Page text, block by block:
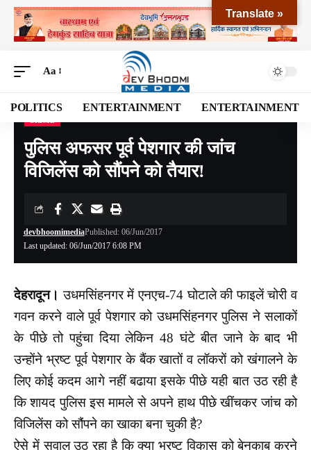
Aa
POLITICS ENTERTAINMENT ENTERTAINMENT
Devbhoomi Media>Blog>CRIME>पुलिस अफसर पूर्व पेशगार की जांच विजिलेंस को सौंपने को तैयार!
पुलिस अफसर पूर्व पेशगार की जांच
विजिलेंस को सौंपने को तैयार!
Last updated: 06/Jun/2017 6:08 PM
devbhoomimediaPublished: 06/Jun/2017
देहरादून। उधमसिंहनगर में एनएच-74 घोटाले की फाइलें चोरी व
गवन करने वाले पूर्व पेशगार को उधमसिंहनगर पुलिस ने सलाकों
के पीछे तो पहुंचा दिया लेकिन 48 घंटे बीत जाने के बाद भी
उन्होंने भ्रष्ट पूर्व पेशगार के बैंक खातों व लॉकरों को खंगालने के
लिए कोई कदम आगे नहीं बढाया इसके पीछे यही बात उठ रही है
कि शायद पुलिस इस मामले से अपने हाथ पीछे खींचकर जांच को
विजिलेंस को सौंपने का खाका बना चुकी है?
ऐसे में सवाल उठ रहा है कि क्या भ्रष्ट विकास को बेनकाब करने
Translate »